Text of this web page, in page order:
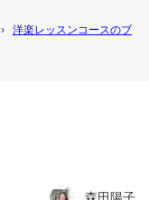
›
洋楽レッスンコースのブ
森田陽子